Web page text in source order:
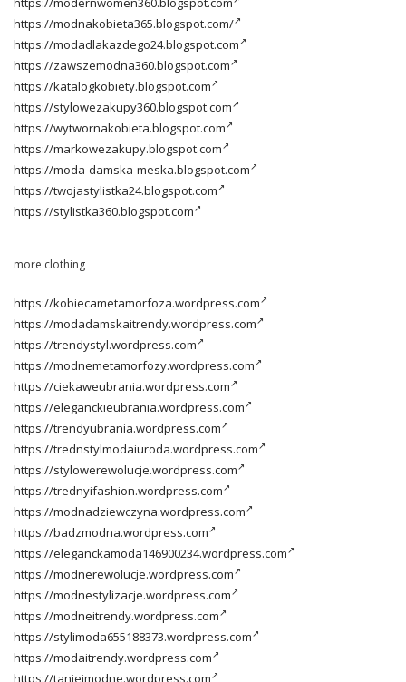
https://modnakobieta365.blogspot.com/
https://modadlakazdego24.blogspot.com
https://zawszemodna360.blogspot.com
https://katalogkobiety.blogspot.com
https://stylowezakupy360.blogspot.com
https://wytwornakobieta.blogspot.com
https://markowezakupy.blogspot.com
https://moda-damska-meska.blogspot.com
https://twojastylistka24.blogspot.com
https://stylistka360.blogspot.com
more clothing
https://kobiecametamorfoza.wordpress.com
https://modadamskaitrendy.wordpress.com
https://trendystyl.wordpress.com
https://modnemetamorfozy.wordpress.com
https://ciekaweubrania.wordpress.com
https://eleganckieubrania.wordpress.com
https://trendyubrania.wordpress.com
https://trednstylmodaiuroda.wordpress.com
https://stylowerewolucje.wordpress.com
https://trednyifashion.wordpress.com
https://modnadziewczyna.wordpress.com
https://badzmodna.wordpress.com
https://eleganckamoda146900234.wordpress.com
https://modnerewolucje.wordpress.com
https://modnestylizacje.wordpress.com
https://modneitrendy.wordpress.com
https://stylimoda655188373.wordpress.com
https://modaitrendy.wordpress.com
https://tanieimodne.wordpress.com